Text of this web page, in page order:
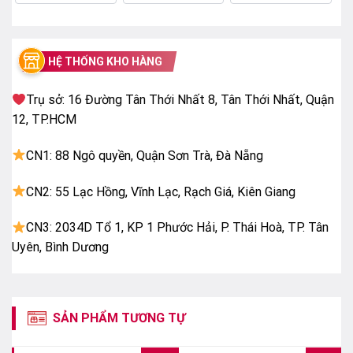
Công nghệ Quantum Dot – 100% dải màu
Nhờ công nghệQuantum Dot, tivi có khả năng tái tạo
100% dải màu
màu sắc rực rỡ và chân thực ở nhiều mức độ sáng
khác nhau.
HỆ THỐNG KHO HÀNG
Trụ sở: 16 Đường Tân Thới Nhất 8, Tân Thới Nhất, Quận
12, TP.HCM
CN1: 88 Ngô quyền, Quận Sơn Trà, Đà Nẵng
CN2: 55 Lạc Hồng, Vĩnh Lạc, Rạch Giá, Kiên Giang
CN3: 2034D Tổ 1, KP 1 Phước Hải, P. Thái Hoà, TP. Tân
Uyên, Bình Dương
SẢN PHẨM TƯƠNG TỰ